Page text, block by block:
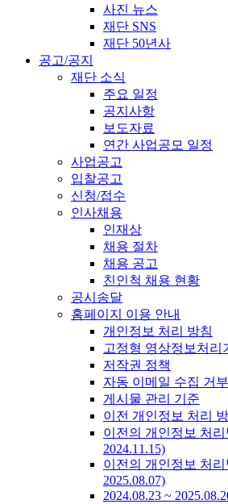
사진 뉴스
재단 SNS
재단 50년사
공고/공지
재단 소식
주요 일정
공지사항
보도자료
연간 사업공모 일정
사업공고
입찰공고
신청/접수
인사채용
인재상
채용 절차
채용 공고
친인척 채용 현황
공시송달
홈페이지 이용 안내
개인정보 처리 방침
고정형 영상정보처리
저작권 정책
자동 이메일 수집 거부
게시물 관리 기준
이전 개인정보 처리
이전의 개인정보 처리
2024.11.15)
이전의 개인정보 처리
2025.08.07)
2024.08.23 ~